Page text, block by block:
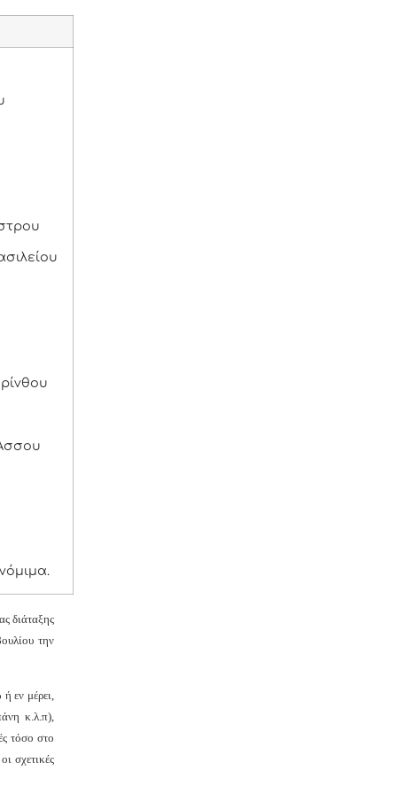
διάταξης
την
εν μέρει,
κ.λ.π),
τόσο στο
σχετικές